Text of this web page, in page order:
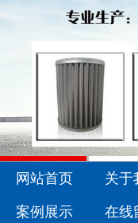
网站首页 关于
案例展示 在线